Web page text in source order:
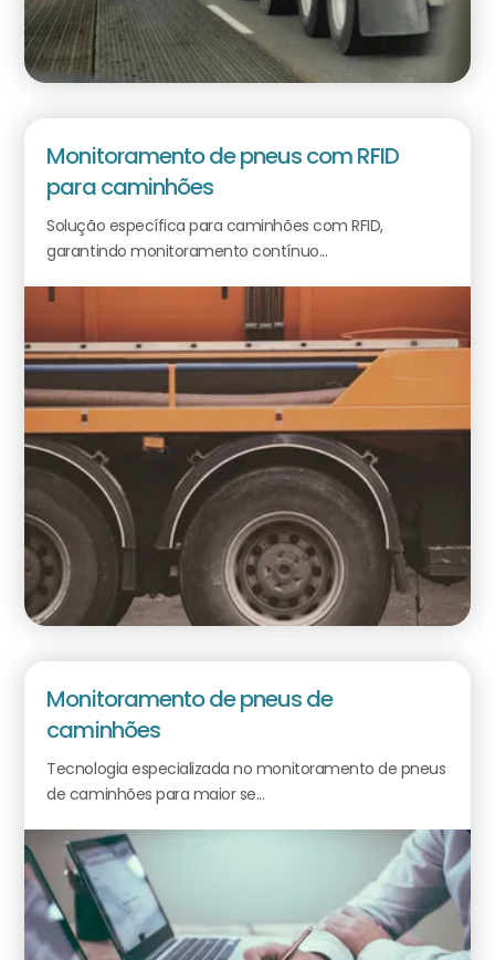
Monitoramento de pneus com RFID
para caminhões
Solução específica para caminhões com RFID,
garantindo monitoramento contínuo...
Monitoramento de pneus de
caminhões
Tecnologia especializada no monitoramento de pneus
de caminhões para maior se...